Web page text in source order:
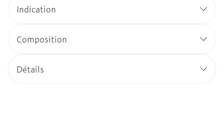
Indication
Composition
Détails